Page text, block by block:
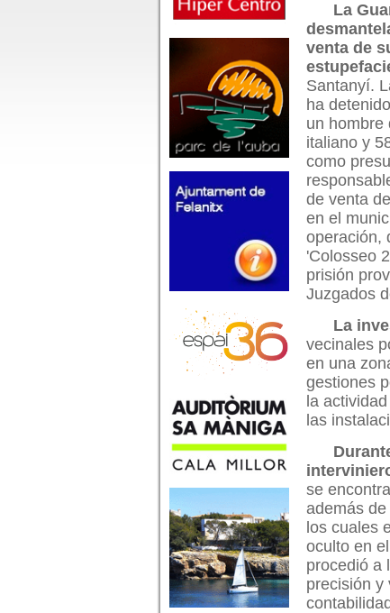
La
venta de
Santanyí.
ha
un hombre
italiano y
como
de venta
en el
operación,
'Colosseo
prisión
Juzgados
La
vecinales
en una
gestiones
la
las
se
además
los cuales
oculto en
procedió a
precisión y